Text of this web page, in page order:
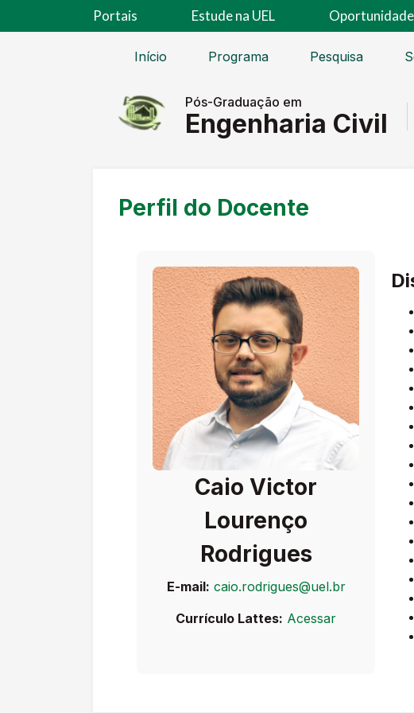
Portais Estude na UEL
Início Programa Pesquisa
Pós-Graduação em
Engenharia Civil
Perfil do Docente
Caio Victor
Lourenço
Rodrigues
E-mail: caio.rodrigues@uel.br
Currículo Lattes: Acessar